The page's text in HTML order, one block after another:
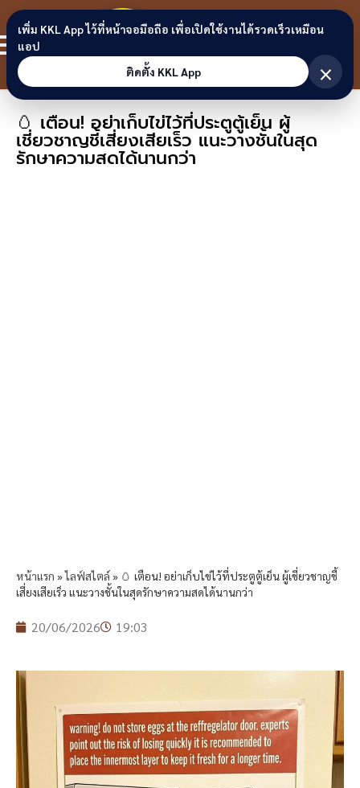
Skip to content
ขอนแก่น
ลิงก์
🥚 เตือน! อย่าเก็บไข่ไว้ที่ประตูตู้เย็น ผู้
เชี่ยวชาญชี้เสี่ยงเสียเร็ว แนะวางชั้นในสุด
รักษาความสดได้นานกว่า
หน้าแรก »ไลฟ์สไตล์» 🥚 เตือน! อย่าเก็บไข่ไว้ที่ประตูตู้เย็น ผู้เชี่ยวชาญชี้
เสี่ยงเสียเร็ว แนะวางชั้นในสุดรักษาความสดได้นานกว่า
20/06/2026 19:03
เพิ่ม KKL App ไว้ที่หน้าจอมือถือ เพื่อเปิดใช้งานได้รวดเร็วเหมือน
แอป
ติดตั้ง KKL App
×